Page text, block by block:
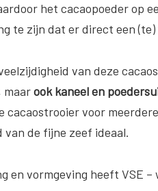
het cacaopoeder op
te zijn dat er direct een
van deze
maarook kaneel en
cacaostrooier voor
van de fijne zeef ideaal.
en vormgeving heeft VSE